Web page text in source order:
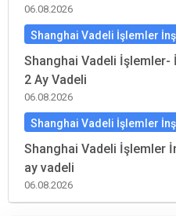
06.08.2026
Shanghai Vadeli İşlemler
Shanghai Vadeli İşlemler-
2 Ay Vadeli
06.08.2026
Shanghai Vadeli İşlemler
Shanghai Vadeli İşlemler
ay vadeli
06.08.2026